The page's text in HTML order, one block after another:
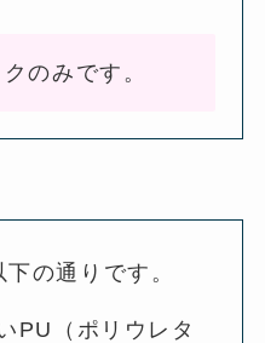
のみです。
の通りです。
PU（ポリウレタ